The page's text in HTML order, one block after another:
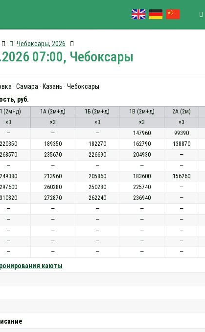
Чебоксары, 2026
07:00, Чебоксары
· Самара · Казань · Чебоксары
руб.
(2м+д) 1А (2м+д) 1Б (2м+д) 1В (2м+д) 2А (2м)
×3 ×3 ×3 ×3 ×3
— — — 147960 99390
220350 189350 182270 162790 138870
268570 235670 226690 204930 —
— — — — —
249380 213960 205860 183600 156260
297600 260280 250280 225740 —
310820 272870 262240 236940 —
— — — — —
— — — — —
— — — — —
— — — — —
— — — — —
каюты